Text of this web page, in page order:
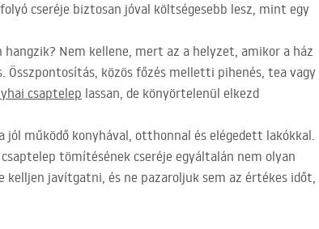
cseréje biztosan jóval költségesebb lesz, mint egy
Nem kellene, mert az a helyzet, amikor a ház
Összpontosítás, közös főzés melletti pihenés, tea vagy
csaptelep lassan, de könyörtelenül elkezd
jól működő konyhával, otthonnal és elégedett lakókkal.
tömítésének cseréje egyáltalán nem olyan
javítgatni, és ne pazaroljuk sem az értékes időt,